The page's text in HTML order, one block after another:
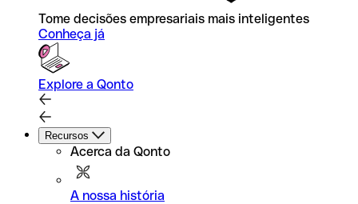
Tome decisões empresariais mais inteligentes
Conheça já
Explore a Qonto
Recursos
Acerca da Qonto
A nossa história